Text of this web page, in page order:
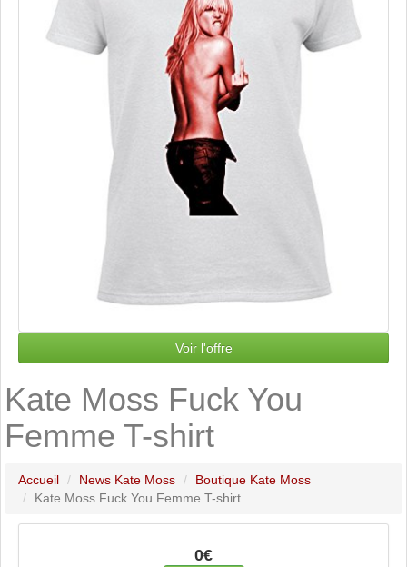
Voir l'offre
Kate Moss Fuck You
Femme T-shirt
Accueil News Kate Moss
Boutique Kate Moss
Kate Moss Fuck You Femme T-shirt
0€